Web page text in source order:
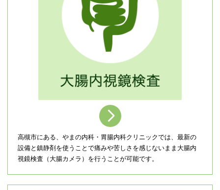
高槻市にある、やまの内科・胃腸内科クリニックでは、最新の
設備と鎮静剤を使うことで痛みや苦しさを感じないまま大腸内
視鏡検査（大腸カメラ）を行うことが可能です。